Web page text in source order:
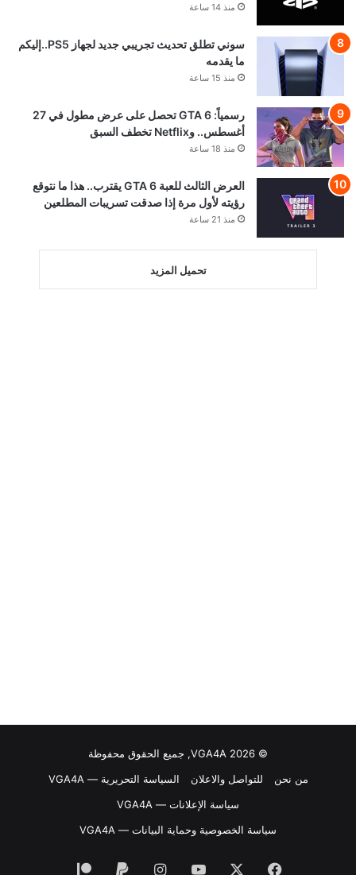
منذ 14 ساعة
سوني تطلق تحديث تجريبي جديد لجهاز PS5..إليكم
ما يقدمه
منذ 15 ساعة
رسمياً: GTA 6 تحصل على عرض مطول في 27
أغسطس.. وNetflix تخطف السبق
منذ 18 ساعة
العرض الثالث للعبة GTA 6 يقترب.. هذا ما نتوقع
رؤيته لأول مرة إذا صدقت تسريبات المطلعين
منذ 21 ساعة
تحميل المزيد
© VGA4A 2026, جميع الحقوق محفوظة
من نحن
للتواصل والاعلان
السياسة التحريرية — VGA4A
سياسة الإعلانات — VGA4A
سياسة الخصوصية وحماية البيانات — VGA4A
فيسبوك ‫YouTubeانستقرام
‏Paypal
‫Patreon